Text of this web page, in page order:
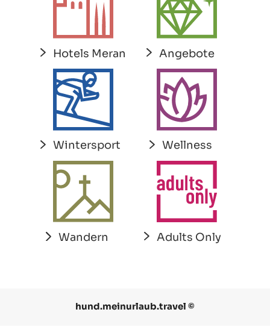
Hotels Meran Angebote
Wintersport Wellness
Wandern Adults Only
hund.meinurlaub.travel ©